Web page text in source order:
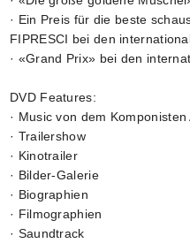
· Ein Preis für die beste
FIPRESCI bei den
· «Grand Prix» bei den
DVD Features:
· Music von dem
· Trailershow
· Kinotrailer
· Bilder-Galerie
· Biographien
· Filmographien
· Saundtrack